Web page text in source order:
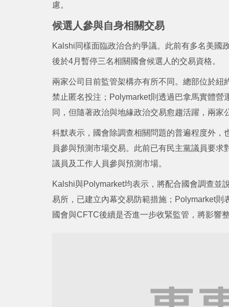
慮。
候選人參與自身相關交易
Kalshi同樣面臨政治合約爭議。此前有多名美國
後於4月暫停三名相關國會候選人的交易資格。
兩家公司目前監管架構亦有所不同。總部位於
禁止匿名投注；Polymarket則透過巴拿馬實體
同，但隨著政治與地緣政治交易愈趨活躍，兩家
科默表示，國會除調查相關問題的普遍程度外
員參與預測市場交易。此前已有民主黨議員要
議員及工作人員參與預測市場。
Kalshi與Polymarket均表示，將配合國會調查並
易所，已建立內幕交易防範措施；Polymarket
國會與CFTC後續是否進一步收緊監管，將影響